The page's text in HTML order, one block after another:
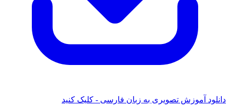
دانلود آموزش تصویری به زبان فارسی - کلیک کنید